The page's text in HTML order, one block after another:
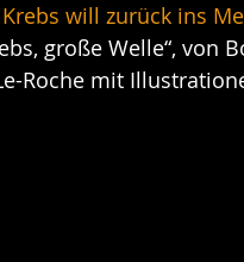
will zurück ins
große Welle“, von
Roche mit